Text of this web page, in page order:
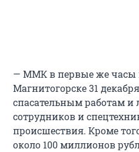
— ММК в первые же часы
Магнитогорске 31
спасательным работам и
сотрудников и
происшествия. Кроме
около 100 миллионов